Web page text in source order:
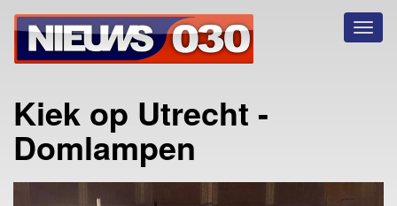
Kiek op Utrecht -
Domlampen